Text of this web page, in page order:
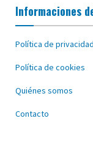
Informaciones
Política de
Política de cookies
Quiénes somos
Contacto